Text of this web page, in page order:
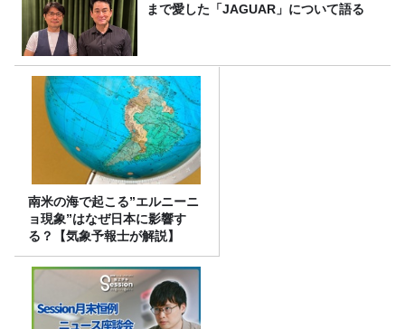
まで愛した「JAGUAR」について語る
南米の海で起こる”エルニーニ
ョ現象”はなぜ日本に影響す
る？【気象予報士が解説】